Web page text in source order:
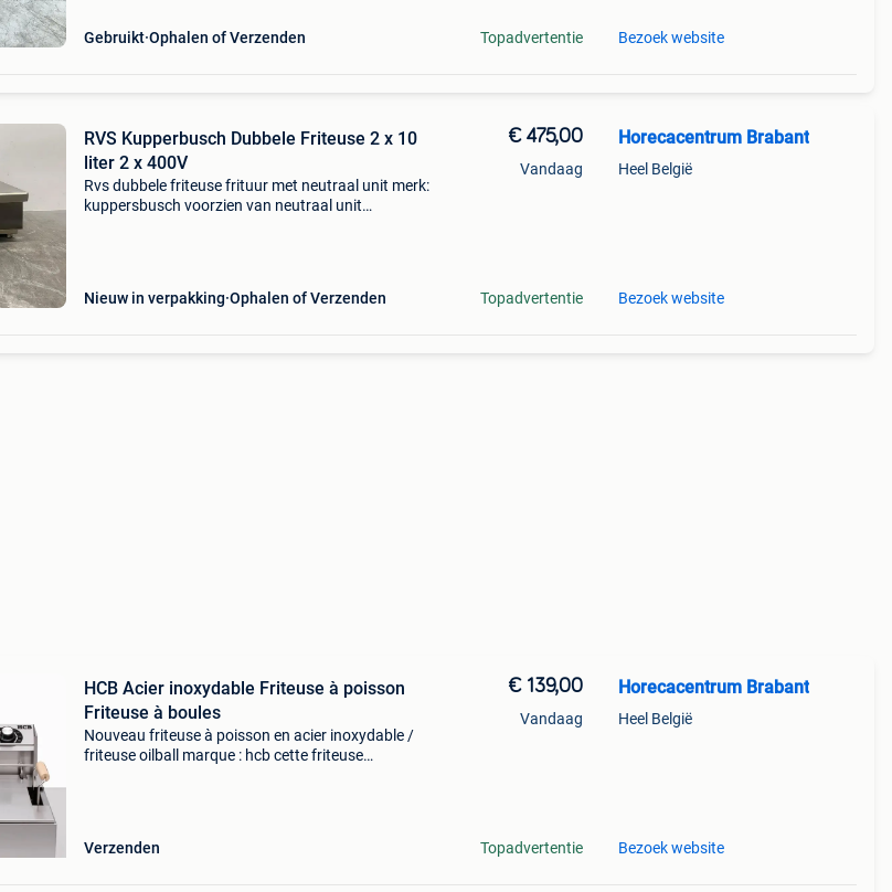
Gebruikt Ophalen of Verzenden Topadvertentie Bezoek website
RVS Kupperbusch Dubbele Friteuse 2 x 10
liter 2 x 400V
Rvs dubbele friteuse frituur met neutraal unit merk:
kuppersbusch voorzien van neutraal unit
Nieuw in verpakking Ophalen of Verzenden
€ 475,00
Vandaag
Topadvertentie
Horecacentrum Brabant
Heel België
Bezoek website
HCB Acier inoxydable Friteuse à poisson
Friteuse à boules
Nouveau friteuse à poisson en acier inoxydable /
friteuse oilball marque : hcb cette friteuse
Verzenden
€ 139,00
Vandaag
Topadvertentie
Horecacentrum Brabant
Heel België
Bezoek website